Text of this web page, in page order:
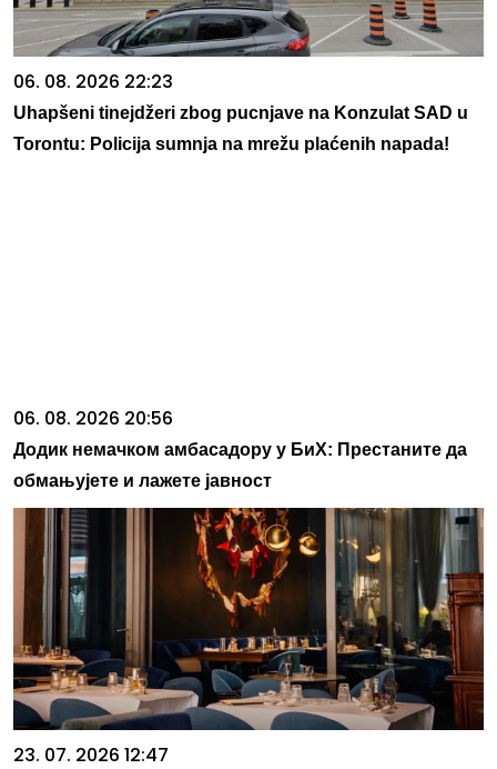
06. 08. 2026 22:23
Uhapšeni tinejdžeri zbog pucnjave na Konzulat SAD u
Torontu: Policija sumnja na mrežu plaćenih napada!
06. 08. 2026 20:56
Додик немачком амбасадору у БиХ: Престаните да
обмањујете и лажете јавност
23. 07. 2026 12:47